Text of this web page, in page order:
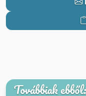
Továbbiak